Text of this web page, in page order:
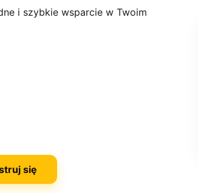
i szybkie wsparcie w Twoim
się